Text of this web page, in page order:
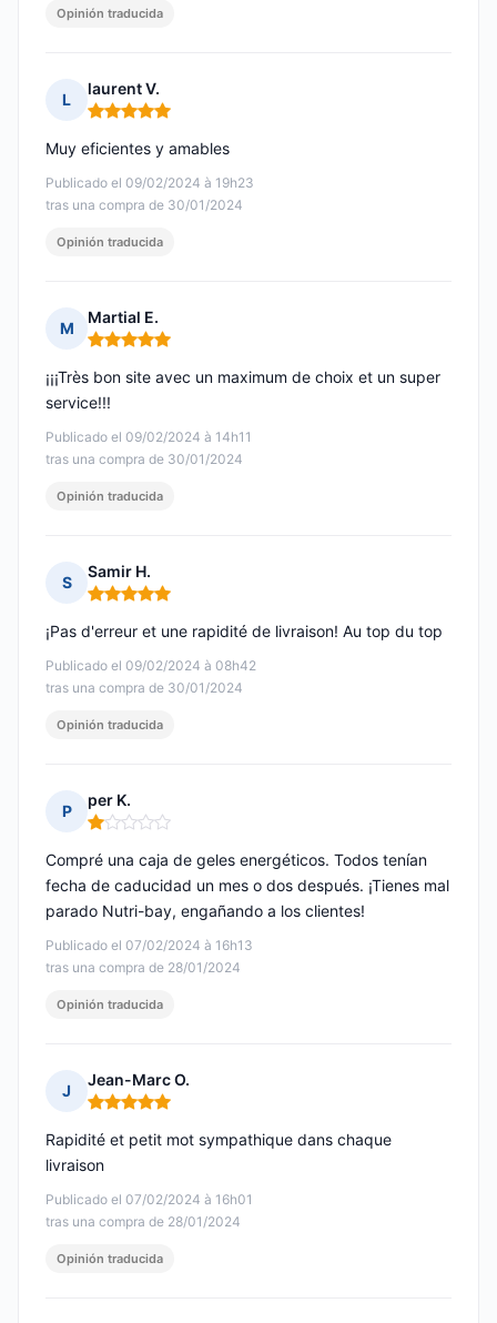
Opinión traducida
L
laurent V.
Nota: 5 de 5
Publicado el 09/02/2024 à 19h23
tras una compra de 30/01/2024
Muy eficientes y amables
Opinión traducida
M
Martial E.
Nota: 5 de 5
Publicado el 09/02/2024 à 14h11
tras una compra de 30/01/2024
¡¡¡Très bon site avec un maximum de choix et un super
service!!!
Opinión traducida
S
Samir H.
Nota: 5 de 5
Publicado el 09/02/2024 à 08h42
tras una compra de 30/01/2024
¡Pas d'erreur et une rapidité de livraison! Au top du top
Opinión traducida
P
per K.
Nota: 1 de 5
Publicado el 07/02/2024 à 16h13
tras una compra de 28/01/2024
Compré una caja de geles energéticos. Todos tenían
fecha de caducidad un mes o dos después. ¡Tienes mal
parado Nutri-bay, engañando a los clientes!
Opinión traducida
J
Jean-Marc O.
Nota: 5 de 5
Publicado el 07/02/2024 à 16h01
tras una compra de 28/01/2024
Rapidité et petit mot sympathique dans chaque
livraison
Opinión traducida